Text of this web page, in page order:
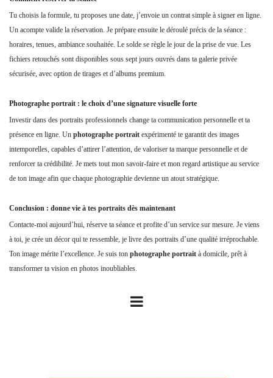
Tu choisis la formule, tu proposes une date, j’envoie un contrat simple à signer en ligne.
Un acompte valide la réservation. Je prépare ensuite le déroulé précis de la séance :
horaires, tenues, ambiance souhaitée. Le solde se règle le jour de la prise de vue. Les
fichiers retouchés sont disponibles sous sept jours ouvrés dans ta galerie privée
sécurisée, avec option de tirages et d’albums premium.
Photographe portrait : le choix d’une signature visuelle forte
Investir dans des portraits professionnels change ta communication personnelle et ta
présence en ligne. Un photographe portrait expérimenté te garantit des images
intemporelles, capables d’attirer l’attention, de valoriser ta marque personnelle et de
renforcer ta crédibilité. Je mets tout mon savoir-faire et mon regard artistique au service
de ton image afin que chaque photographie devienne un atout stratégique.
Conclusion : donne vie à tes portraits dès maintenant
Contacte-moi aujourd’hui, réserve ta séance et profite d’un service sur mesure. Je viens
à toi, je crée un décor qui te ressemble, je livre des portraits d’une qualité irréprochable.
Ton image mérite l’excellence. Je suis ton photographe portrait à domicile, prêt à
transformer ta vision en photos inoubliables.